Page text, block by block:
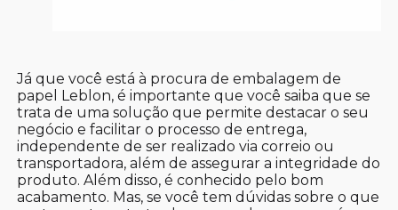
Já que você está à procura de embalagem de
papel Leblon, é importante que você saiba que se
trata de uma solução que permite destacar o seu
negócio e facilitar o processo de entrega,
independente de ser realizado via correio ou
transportadora, além de assegurar a integridade do
produto. Além disso, é conhecido pelo bom
acabamento. Mas, se você tem dúvidas sobre o que